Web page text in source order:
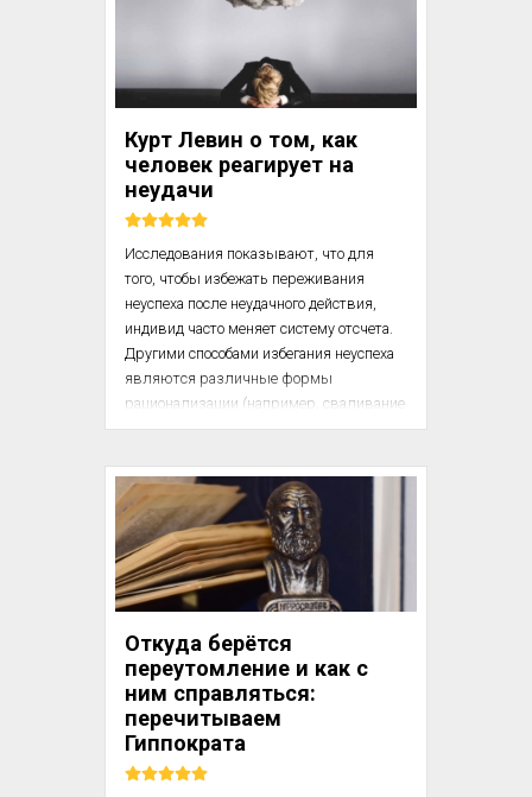
обращение к какой-либо деятельности,
конкретно разрешающей проблему, или
выделяют:
Кроме того, при этом п...
Курт Левин о том, как
человек реагирует на
неудачи
Исследования показывают, что для
того, чтобы избежать переживания
неуспеха после неудачного действия,
индивид часто меняет систему отсчета.
Другими способами избегания неуспеха
являются различные формы
рационализации (например, сваливание
вины за неудачное действие на плохой
связь между уровнем исполнения
действия и способностями индивида,
которая, как мы видели выше,
является одним из условий феномена
притязаний. Юкнат выделила разные
степени переживания успеха и неудачи.
Зависимость переживаний успеха и
неуспеха ...
Откуда берётся
переутомление и как с
ним справляться:
перечитываем
Гиппократа